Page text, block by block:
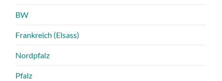
BW
Frankreich (Elsass)
Nordpfalz
Pfalz